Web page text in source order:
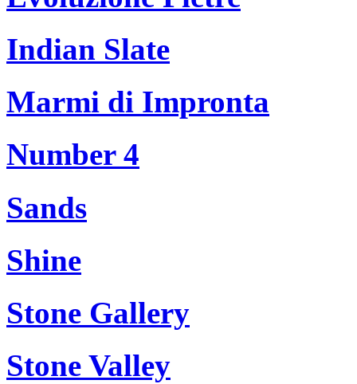
Indian Slate
Marmi di Impronta
Number 4
Sands
Shine
Stone Gallery
Stone Valley